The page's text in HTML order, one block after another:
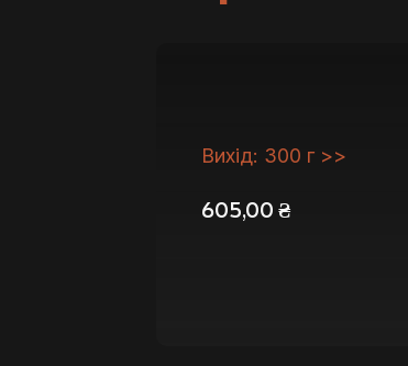
Вихід: 300 г >>
605,00₴